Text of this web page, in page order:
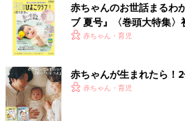
赤ちゃんのお世話まるわ
ブ 夏号』〈巻頭大特集
く！ おっぱい・ミルクの
赤ちゃん・育児
赤ちゃんが生まれたら！2
赤ちゃん・育児